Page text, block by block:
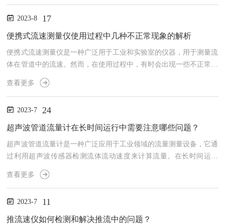
件的功能，这有助于快速定位故障所在并提供更精确的维修方案。2.
仔细查看和清理传感器：传感器是该仪器的核心组件之一，它通常位
2023-8 17
便携式流速测量仪使用过程中几种不正常现象的解析
便携式流速测量仪是一种广泛用于工业和实验室的仪器，用于测量流
体在管道中的流速。然而，在使用过程中，有时会出现一些不正常的
现象，这可能会影响测量结果的准确性。下面我将解析几种常见的不
正常现象以及可能的解决方法。1.测量值抖动：当测量仪显示的流速
等引起的。解决这个问题的方法是先检查管道是否存在阻塞或异物，
如有需要进行清洁或疏通。另外，可以尝试在测量前将管道内的液体
查看更多
2023-7 24
超声波管道流量计在长时间运行中需要注意哪些问题？
超声波管道流量计是一种广泛应用于工业领域的流量测量设备，它通
过利用超声波传感器检测流体流动速度来计算流量。在长时间运行
中，为确保其准确可靠的工作，我们需要关注以下几个问题。首先，
超声波传感器的定期校准非常重要。由于环境因素和使用时间的影
结果与实际流量相匹配，并及时识别和纠正任何偏差。其次，注意管
道的条件和清洁程度。堆积在管道内壁上的污垢、沉积物或气泡可能
查看更多
2023-7 11
推流速仪如何检测和解决推流中的问题？